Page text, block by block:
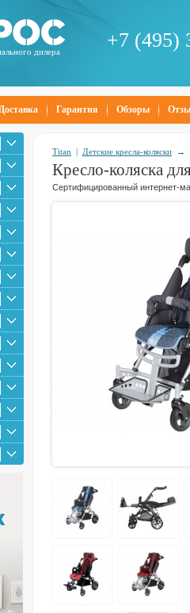
дилера
+7 (495)
Гарантия Обзоры
Titan | Детские кресла-коляски →
Кресло-коляска
Сертифицированный интернет-